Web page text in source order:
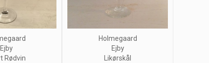
Ejby
Rødvin
Holmegaard
Ejby
Likørskål